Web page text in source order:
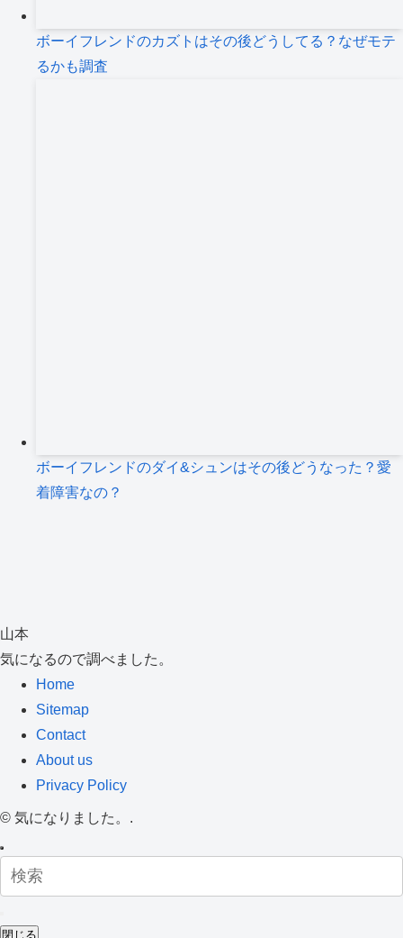
ボーイフレンドのカズトはその後どうしてる？なぜモテ
るかも調査
ボーイフレンドのダイ&シュンはその後どうなった？愛
着障害なの？
山本
気になるので調べました。
Home
Sitemap
Contact
About us
Privacy Policy
© 気になりました。.
閉じる